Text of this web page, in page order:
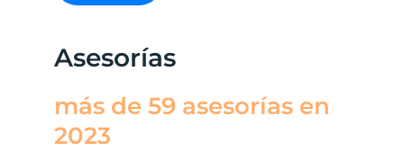
Asesorías
más de 59 asesorías en
2023